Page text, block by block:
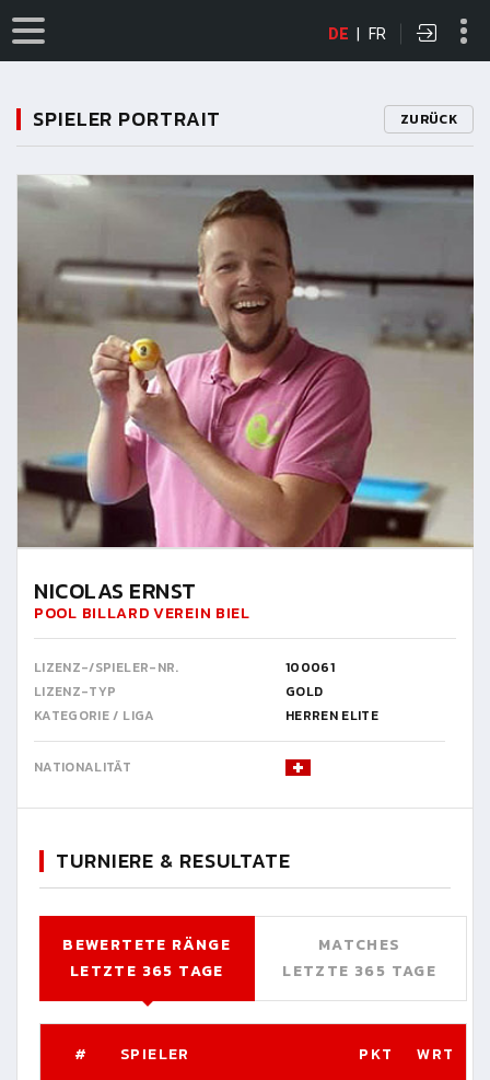
DE | FR
SPIELER PORTRAIT ZURÜCK
11
NICOLAS ERNST
POOL BILLARD VEREIN BIEL
LIZENZ-/SPIELER-NR.
100061
LIZENZ-TYP
GOLD
KATEGORIE / LIGA
HERREN ELITE
NATIONALITÄT
TURNIERE & RESULTATE
BEWERTETE RÄNGE
LETZTE 365 TAGE
MATCHES
LETZTE 365 TAGE
# SPIELER PKT WRT